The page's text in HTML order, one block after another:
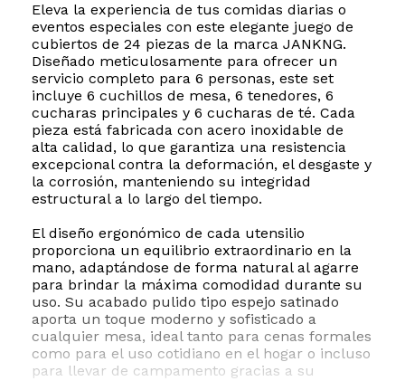
Eleva la experiencia de tus comidas diarias o
eventos especiales con este elegante juego de
cubiertos de 24 piezas de la marca JANKNG.
Diseñado meticulosamente para ofrecer un
servicio completo para 6 personas, este set
incluye 6 cuchillos de mesa, 6 tenedores, 6
cucharas principales y 6 cucharas de té. Cada
pieza está fabricada con acero inoxidable de
alta calidad, lo que garantiza una resistencia
excepcional contra la deformación, el desgaste y
la corrosión, manteniendo su integridad
estructural a lo largo del tiempo.
El diseño ergonómico de cada utensilio
proporciona un equilibrio extraordinario en la
mano, adaptándose de forma natural al agarre
para brindar la máxima comodidad durante su
uso. Su acabado pulido tipo espejo satinado
aporta un toque moderno y sofisticado a
cualquier mesa, ideal tanto para cenas formales
como para el uso cotidiano en el hogar o incluso
para llevar de campamento gracias a su